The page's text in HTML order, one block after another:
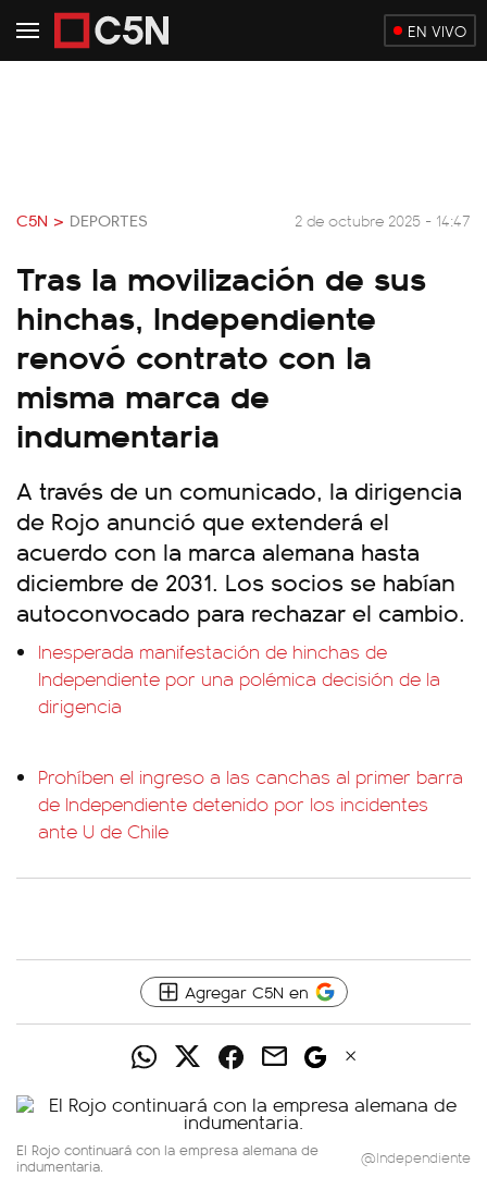
EN VIVO
C5N > DEPORTES 2 de octubre 2025 - 14:47
Tras la movilización de sus
hinchas, Independiente
renovó contrato con la
misma marca de
indumentaria
A través de un comunicado, la dirigencia
de Rojo anunció que extenderá el
acuerdo con la marca alemana hasta
diciembre de 2031. Los socios se habían
autoconvocado para rechazar el cambio.
Inesperada manifestación de hinchas de
Independiente por una polémica decisión de la
dirigencia
Prohíben el ingreso a las canchas al primer barra
de Independiente detenido por los incidentes
ante U de Chile
Agregar C5N en
El Rojo continuará con la empresa alemana de
indumentaria. @Independiente